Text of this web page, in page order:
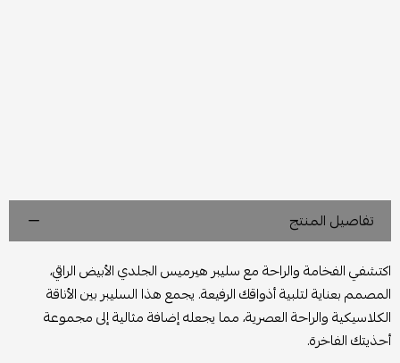
تفاصيل المنتج
اكتشفي الفخامة والراحة مع سليبر هيرميس الجلدي الأبيض الراقي،
المصمم بعناية لتلبية أذواقك الرفيعة. يجمع هذا السليبر بين الأناقة
الكلاسيكية والراحة العصرية، مما يجعله إضافة مثالية إلى مجموعة
أحذيتك الفاخرة.